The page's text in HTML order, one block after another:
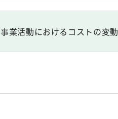
事業活動におけるコストの変動